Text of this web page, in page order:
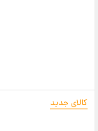
کالای جدید